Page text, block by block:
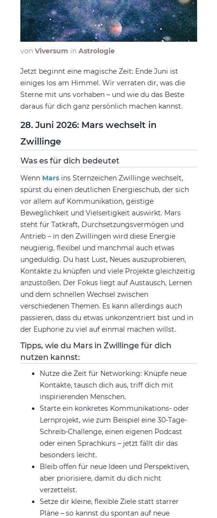
von Viversum in Astrologie
Jetzt beginnt eine magische Zeit: Ende Juni ist
einiges los am Himmel. Wir verraten dir, was die
Sterne mit uns vorhaben – und wie du das Beste
daraus für dich ganz persönlich machen kannst.
28. Juni 2026: Mars wechselt in
Zwillinge
Was es für dich bedeutet
Wenn Marsins Sternzeichen Zwillinge wechselt,
spürst du einen deutlichen Energieschub, der sich
vor allem auf Kommunikation, geistige
Beweglichkeit und Vielseitigkeit auswirkt. Mars
steht für Tatkraft, Durchsetzungsvermögen und
Antrieb – in den Zwillingen wird diese Energie
neugierig, flexibel und manchmal auch etwas
ungeduldig. Du hast Lust, Neues auszuprobieren,
Kontakte zu knüpfen und viele Projekte gleichzeitig
anzustoßen. Der Fokus liegt auf Austausch, Lernen
und dem schnellen Wechsel zwischen
verschiedenen Themen. Es kann allerdings auch
passieren, dass du etwas unkonzentriert bist und in
der Euphorie zu viel auf einmal machen willst.
Tipps, wie du Mars in Zwillinge für dich
nutzen kannst:
Nutze die Zeit für Networking: Knüpfe neue
Kontakte, tausch dich aus, triff dich mit
inspirierenden Menschen.
Starte ein konkretes Kommunikations- oder
Lernprojekt, wie zum Beispiel eine 30-Tage-
Schreib-Challenge, einen eigenen Podcast
oder einen Sprachkurs – jetzt fällt dir das
besonders leicht.
Bleib offen für neue Ideen und Perspektiven,
aber priorisiere, damit du dich nicht
verzettelst.
Setze dir kleine, flexible Ziele statt starrer
Pläne – so kannst du spontan auf neue